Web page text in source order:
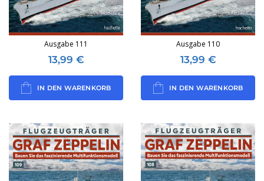
Ausgabe 111
13,99 €
IN DEN WARENKORB
Ausgabe 110
13,99 €
IN DEN WARENKORB